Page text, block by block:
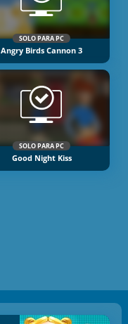
SOLO PARA PC
Angry Birds Cannon 3
SOLO PARA PC
Good Night Kiss